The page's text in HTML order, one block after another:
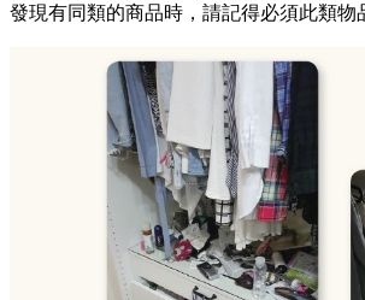
發現有同類的商品時，請記得必須此類物